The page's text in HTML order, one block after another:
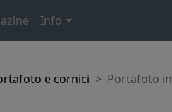
Info
e cornici Portafoto